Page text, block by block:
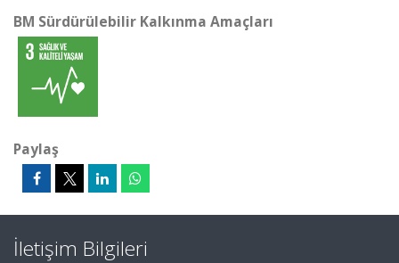
BM Sürdürülebilir Kalkınma Amaçları
Paylaş
İletişim Bilgileri